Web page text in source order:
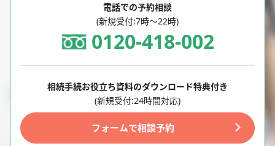
電話での予約相談
(新規受付:7時～22時)
0120-418-002
相続手続お役立ち資料のダウンロード特典付き
(新規受付:24時間対応)
フォームで相談予約